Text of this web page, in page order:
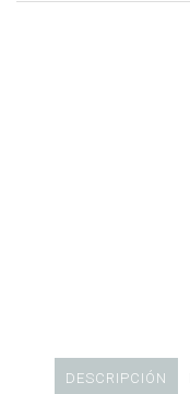
DESCRIPCIÓN